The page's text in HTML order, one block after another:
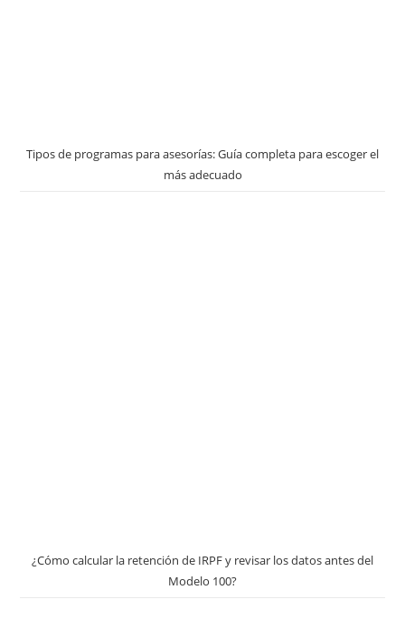
Tipos de programas para asesorías: Guía completa para escoger el
más adecuado
¿Cómo calcular la retención de IRPF y revisar los datos antes del
Modelo 100?